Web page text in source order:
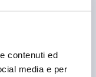
contenuti ed
media e per
SICUREZZA